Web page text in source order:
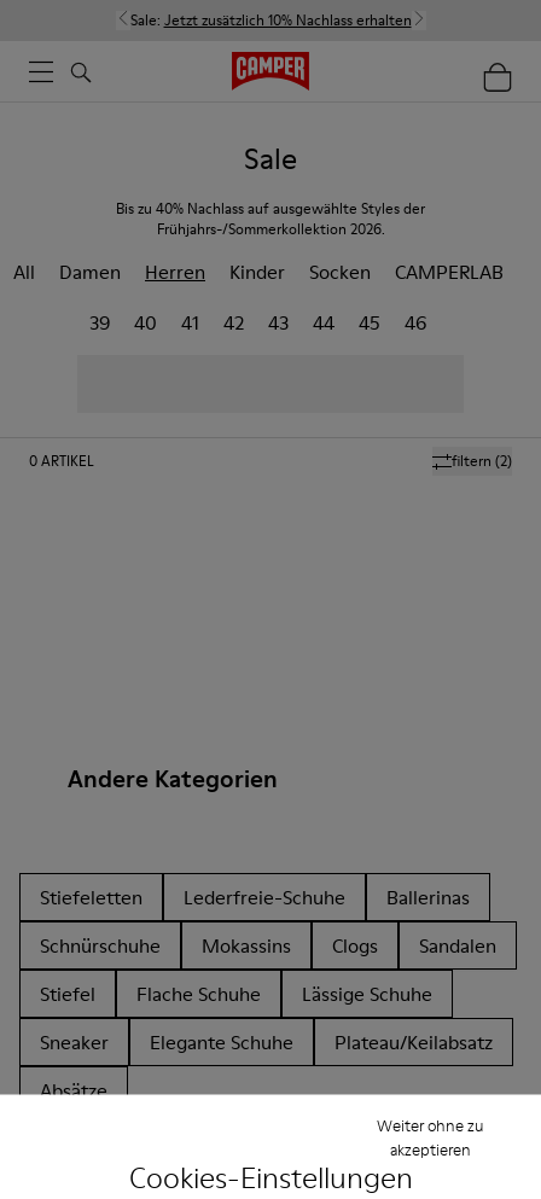
Cookies-Einstellungen
Weiter ohne zu
akzeptieren
Sale: Jetzt zusätzlich 10% Nachlass erhalten
Sale
Bis zu 40% Nachlass auf ausgewählte Styles der
Frühjahrs-/Sommerkollektion 2026.
All Damen Herren Kinder Socken
CAMPERLAB
39
40 41 42 43 44 45 46
filtern (2)
0ARTIKEL
Andere Kategorien
Stiefeletten Lederfreie-Schuhe
Ballerinas
Schnürschuhe
Mokassins Clogs
Sandalen
Stiefel
Flache Schuhe
Lässige Schuhe
Sneaker
Elegante Schuhe
Plateau/Keilabsatz
Absätze